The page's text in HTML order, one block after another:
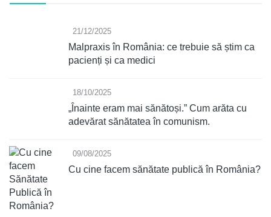
21/12/2025
Malpraxis în România: ce trebuie să știm ca
pacienți și ca medici
18/10/2025
„Înainte eram mai sănătoși.” Cum arăta cu
adevărat sănătatea în comunism.
09/08/2025
Cu cine facem sănătate publică în România?